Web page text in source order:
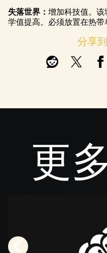
失落世界： 增加科技值。
学值提高。必须放置在热带
分享
更